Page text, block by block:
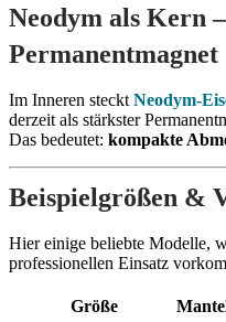
Neodym als Kern
Permanentmagnet
Im Inneren steckt Neodym-
derzeit als stärkster
Das bedeutet: kompakte
Beispielgrößen &
Hier einige beliebte Modelle,
professionellen Einsatz
Größe